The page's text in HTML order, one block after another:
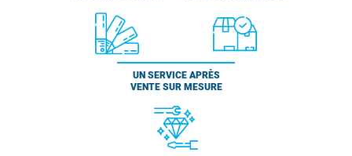
UN SERVICE APRÈS
VENTE SUR MESURE